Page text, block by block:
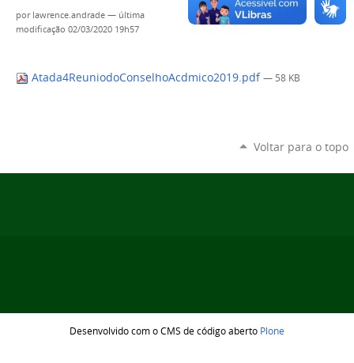
por lawrence.andrade — última
modificação 02/03/2020 19h57
Atada4ReuniodoConselhoAcdmico2019.pdf — 58 KB
Voltar para o topo
Desenvolvido com o CMS de código aberto Plone